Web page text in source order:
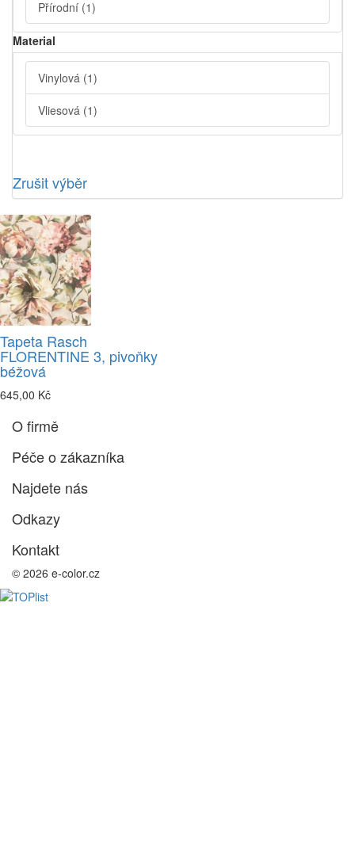
Přírodní (1)
Material
Vinylová (1)
Vliesová (1)
Zrušit výběr
Tapeta Rasch
FLORENTINE 3, pivoňky
béžová
645,00 Kč
O firmě
Péče o zákazníka
Najdete nás
Odkazy
Kontakt
© 2026 e-color.cz